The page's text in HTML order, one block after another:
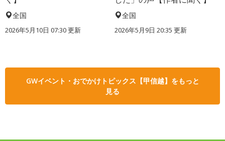
全国
2026年5月10日 07:30 更新
全国
2026年5月9日 20:35 更新
GWイベント・おでかけトピックス【甲信越】をもっと
見る